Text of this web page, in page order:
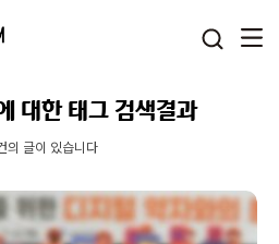
대한 태그 검색결과
의 글이 있습니다